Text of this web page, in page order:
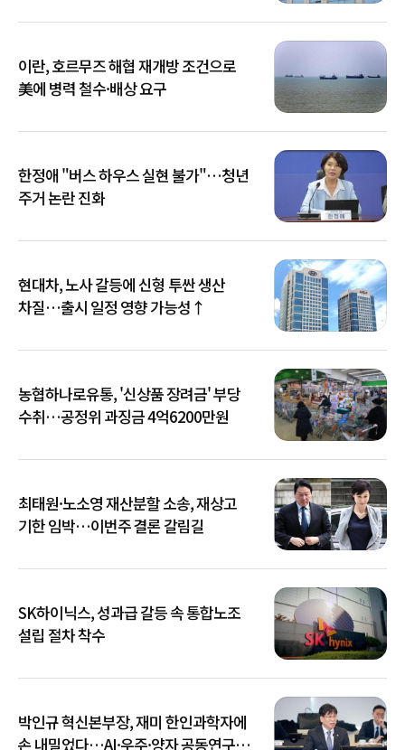
이란, 호르무즈 해협 재개방 조건으로
美에 병력 철수·배상 요구
한정애 "버스 하우스 실현 불가"…청년
주거 논란 진화
현대차, 노사 갈등에 신형 투싼 생산
차질…출시 일정 영향 가능성↑
농협하나로유통, '신상품 장려금' 부당
수취…공정위 과징금 4억6200만원
최태원·노소영 재산분할 소송, 재상고
기한 임박…이번주 결론 갈림길
SK하이닉스, 성과급 갈등 속 통합노조
설립 절차 착수
박인규 혁신본부장, 재미 한인과학자에
손 내밀었다…AI·우주·양자 공동연구